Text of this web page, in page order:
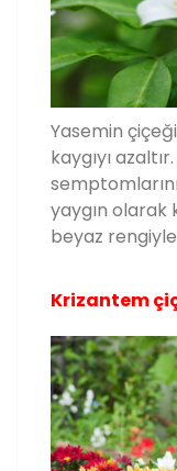
Yasemin
kaygıyı
yaygın olarak
beyaz
Krizantem